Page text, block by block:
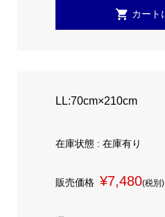
LL:70cm×210cm
在庫状態 : 在庫有り
販売価格 ¥7,480(税別)